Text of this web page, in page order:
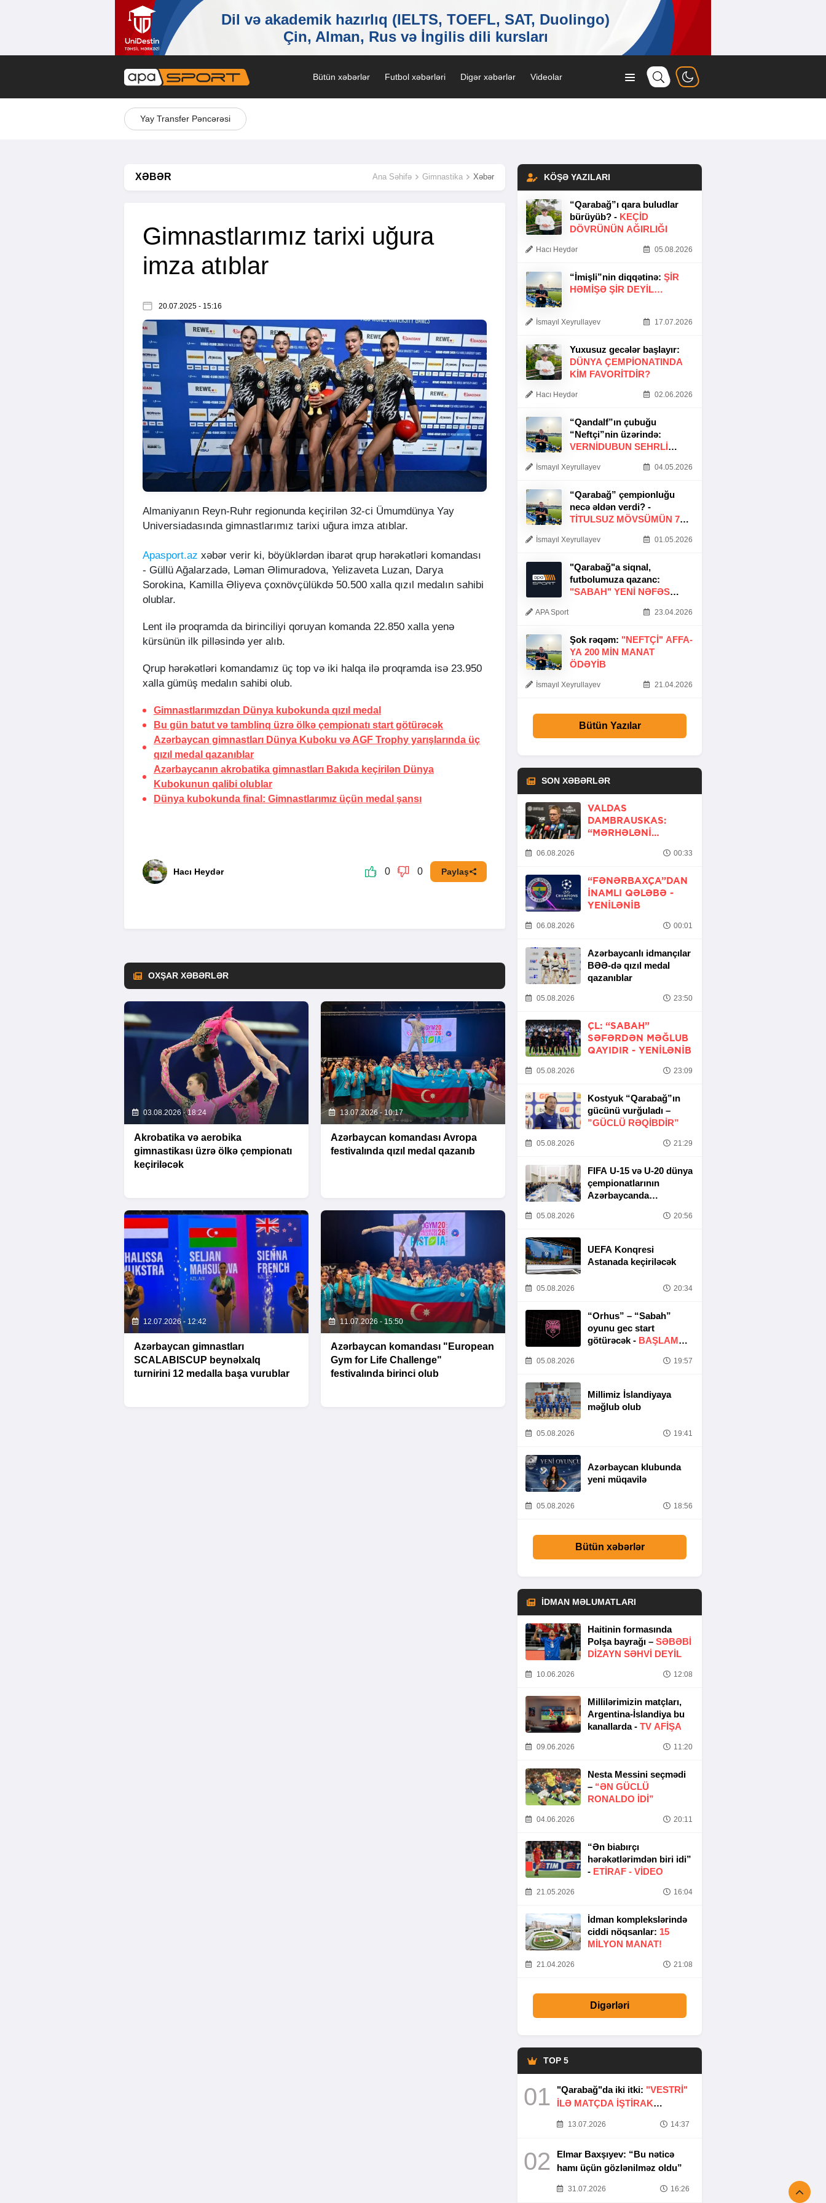
Bütün xəbərlər Futbol xəbərləri Digər xəbərlər Videolar
Yay Transfer Pəncərəsi
XƏBƏR Ana Səhifə Gimnastika Xəbər
Gimnastlarımız tarixi uğura
imza atıblar
20.07.2025 - 15:16
Almaniyanın Reyn-Ruhr regionunda keçirilən 32-ci Ümumdünya Yay
Universiadasında gimnastlarımız tarixi uğura imza atıblar.
Apasport.az xəbər verir ki, böyüklərdən ibarət qrup hərəkətləri komandası
- Güllü Ağalarzadə, Ləman Əlimuradova, Yelizaveta Luzan, Darya
Sorokina, Kamilla Əliyeva çoxnövçülükdə 50.500 xalla qızıl medalın sahibi
olublar.
Lent ilə proqramda da birinciliyi qoruyan komanda 22.850 xalla yenə
kürsünün ilk pilləsində yer alıb.
Qrup hərəkətləri komandamız üç top və iki halqa ilə proqramda isə 23.950
xalla gümüş medalın sahibi olub.
Gimnastlarımızdan Dünya kubokunda qızıl medal
Bu gün batut və tamblinq üzrə ölkə çempionatı start götürəcək
Azərbaycan gimnastları Dünya Kuboku və AGF Trophy yarışlarında üç
qızıl medal qazanıblar
Azərbaycanın akrobatika gimnastları Bakıda keçirilən Dünya
Kubokunun qalibi olublar
Dünya kubokunda final: Gimnastlarımız üçün medal şansı
Hacı Heydər 0 0 Paylaş
OXŞAR XƏBƏRLƏR
03.08.2026 - 18:24
Akrobatika və aerobika
gimnastikası üzrə ölkə çempionatı
keçiriləcək
13.07.2026 - 10:17
Azərbaycan komandası Avropa
festivalında qızıl medal qazanıb
12.07.2026 - 12:42
Azərbaycan gimnastları
SCALABISCUP beynəlxalq
turnirini 12 medalla başa vurublar
11.07.2026 - 15:50
Azərbaycan komandası "European
Gym for Life Challenge"
festivalında birinci olub
KÖŞƏ YAZILARI
“Qarabağ”ı qara buludlar
bürüyüb? - KEÇID
DÖVRÜNÜN AĞIRLIĞI
Hacı Heydər 05.08.2026
“İmişli”nin diqqətinə: ŞIR
HƏMIŞƏ ŞIR DEYIL…
İsmayıl Xeyrullayev 17.07.2026
Yuxusuz gecələr başlayır:
DÜNYA ÇEMPIONATINDA
KIM FAVORITDIR?
Hacı Heydər 02.06.2026
“Qandalf”ın çubuğu
“Neftçi”nin üzərində:
VERNİDUBUN SEHRLİ
İsmayıl Xeyrullayev 04.05.2026
“Qarabağ” çempionluğu
necə əldən verdi? -
TITULSUZ MÖVSÜMÜN 7
İsmayıl Xeyrullayev 01.05.2026
"Qarabağ"a siqnal,
futbolumuza qazanc:
"SABAH" YENI NƏFƏS
APA Sport 23.04.2026
Şok rəqəm: "NEFTÇI" AFFA-
YA 200 MIN MANAT
ÖDƏYIB
İsmayıl Xeyrullayev 21.04.2026
Bütün Yazılar
SON XƏBƏRLƏR
VALDAS
DAMBRAUSKAS:
“MƏRHƏLƏNI
06.08.2026 00:33
“FƏNƏRBAXÇA”DAN
INAMLI QƏLƏBƏ -
YENİLƏNİB
06.08.2026 00:01
Azərbaycanlı idmançılar
BƏƏ-də qızıl medal
qazanıblar
05.08.2026 23:50
ÇL: “SABAH”
SƏFƏRDƏN MƏĞLUB
QAYIDIR - YENİLƏNİB
05.08.2026 23:09
Kostyuk “Qarabağ”ın
gücünü vurğuladı –
”GÜCLÜ RƏQİBDİR”
05.08.2026 21:29
FIFA U-15 və U-20 dünya
çempionatlarının
Azərbaycanda
Təşkilat Komitəsinin
05.08.2026 20:56
UEFA Konqresi
Astanada keçiriləcək
05.08.2026 20:34
“Orhus” – “Sabah”
oyunu gec start
götürəcək - BAŞLAMA
05.08.2026 19:57
Millimiz İslandiyaya
məğlub olub
05.08.2026 19:41
Azərbaycan klubunda
yeni müqavilə
05.08.2026 18:56
Bütün xəbərlər
İDMAN MƏLUMATLARI
Haitinin formasında
Polşa bayrağı – SƏBƏBI
DIZAYN SƏHVI DEYIL
10.06.2026 12:08
Millilərimizin matçları,
Argentina-İslandiya bu
kanallarda - TV AFİŞA
09.06.2026 11:20
Nesta Messini seçmədi
– “ƏN GÜCLÜ
RONALDO IDI”
04.06.2026 20:11
“Ən biabırçı
hərəkətlərimdən biri idi”
- ETIRAF - VİDEO
21.05.2026 16:04
İdman komplekslərində
ciddi nöqsanlar: 15
MILYON MANAT!
21.04.2026 21:08
Digərləri
TOP 5
01 "Qarabağ"da iki itki: "VESTRİ"
İLƏ MATÇDA İŞTİRAK
13.07.2026 14:37
02
Elmar Baxşıyev: “Bu nəticə
hamı üçün gözlənilməz oldu”
31.07.2026 16:26